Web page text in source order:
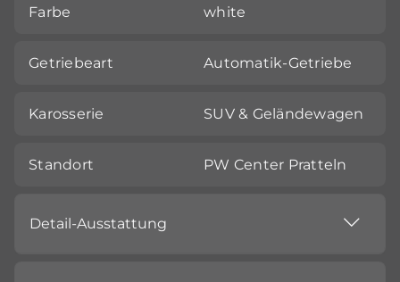
Farbe white
Getriebeart Automatik-Getriebe
Karosserie SUV & Geländewagen
Standort PW Center Pratteln
Detail-Ausstattung